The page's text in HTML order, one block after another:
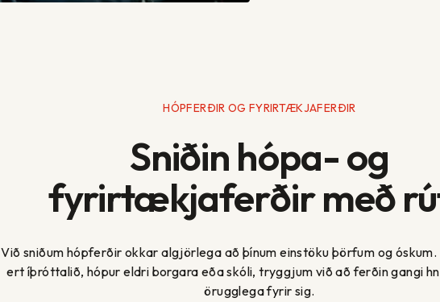
HÓPFERÐIR OG FYRIRTÆKJAFERÐIR
Sniðin hópa- og
fyrirtækjaferðir með
Við sniðum hópferðir okkar algjörlega að þínum einstöku þörfum og
ert íþróttalið, hópur eldri borgara eða skóli, tryggjum við að ferðin gangi
örugglega fyrir sig.